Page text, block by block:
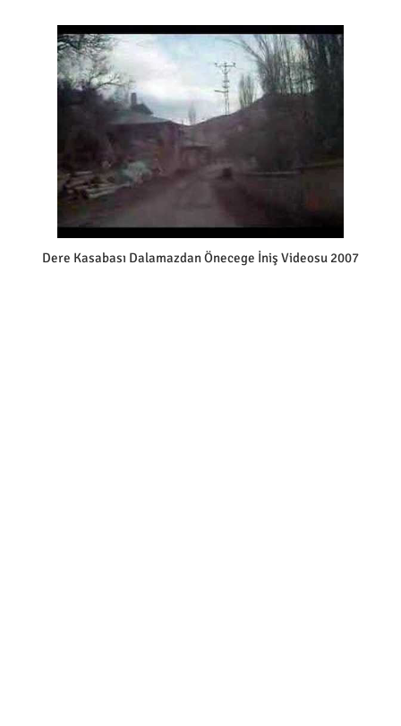
Dere Kasabası Dalamazdan Önecege İniş Videosu 2007